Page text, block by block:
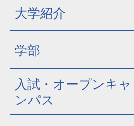
大学紹介
学部
入試・オープンキャ
ンパス